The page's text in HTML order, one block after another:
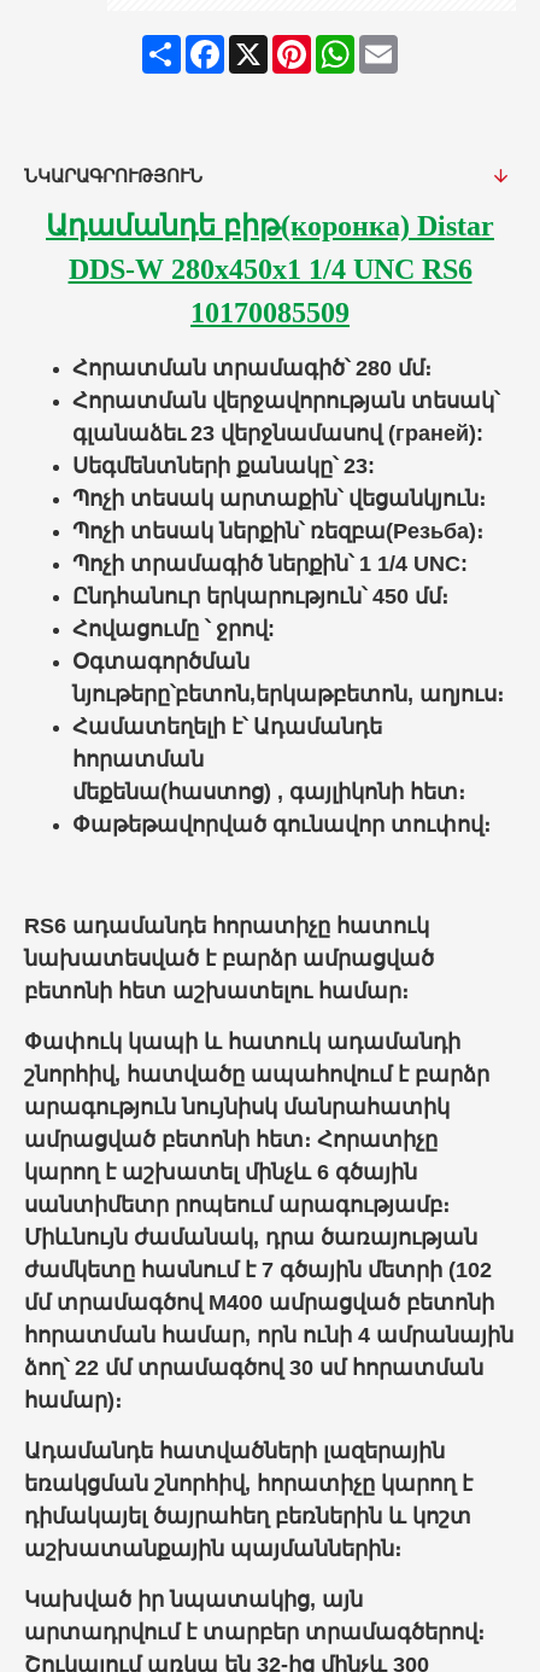
ShareFacebook
X PinterestWhatsApp
Email
ՆԿԱՐԱԳՐՈՒԹՅՈՒՆ
Ադամանդե բիթ(коронка) Distar
DDS-W 280x450x1 1/4 UNC RS6
10170085509
Հորատման տրամագիծ՝ 280 մմ։
Հորատման վերջավորության տեսակ՝
գլանաձեւ 23 վերջնամասով (граней):
Սեգմենտների քանակը՝ 23:
Պոչի տեսակ արտաքին՝ վեցանկյուն։
Պոչի տեսակ ներքին՝ ռեզբա(Резьба)։
Պոչի տրամագիծներքին՝ 1 1/4 UNC:
Ընդհանուր երկարություն՝ 450 մմ։
Հովացումը ՝ ջրով:
Օգտագործման
նյութերը՝բետոն,երկաթբետոն, աղյուս։
Համատեղելի է՝ Ադամանդե
հորատման
մեքենա(հաստոց) , գայլիկոն ի հետ։
Փաթեթավորված գունավոր տուփով։
RS6 ադամանդե հորատիչը հատուկ
նախատեսված է բարձր ամրացված
բետոնի հետ աշխատելու համար։
Փափուկ կապի և հատուկ ադամանդի
շնորհիվ, հատվածը ապահովում է բարձր
արագություն նույնիսկ մանրահատիկ
ամրացված բետոնի հետ։ Հորատիչը
կարող է աշխատել մինչև 6 գծային
սանտիմետր րոպեում արագությամբ։
Միևնույն ժամանակ, դրա ծառայության
ժամկետը հասնում է 7 գծային մետրի (102
մմ տրամագծով M400 ամրացված բետոնի
հորատման համար, որն ունի 4 ամրանային
ձող՝ 22 մմ տրամագծով 30 սմ հորատման
համար)։
Ադամանդե հատվածների լազերային
եռակցման շնորհիվ, հորատիչը կարող է
դիմակայել ծայրահեղ բեռներին և կոշտ
աշխատանքային պայմաններին։
Կախված իր նպատակից, այն
արտադրվում է տարբեր տրամագծերով։
Շուկայում առկա են 32-ից մինչև 300